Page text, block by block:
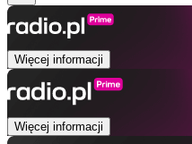
Więcej informacji
Więcej informacji